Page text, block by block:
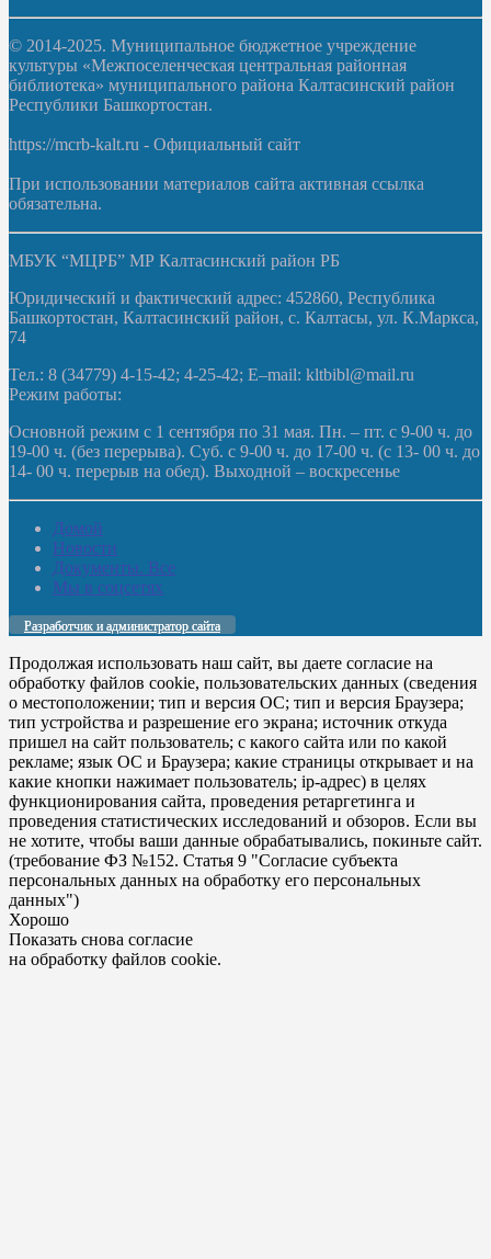
© 2014-2025. Муниципальное бюджетное учреждение
культуры «Межпоселенческая центральная районная
библиотека» муниципального района Калтасинский район
Республики Башкортостан.
https://mcrb-kalt.ru - Официальный сайт
При использовании материалов сайта активная ссылка
обязательна.
МБУК “МЦРБ” МР Калтасинский район РБ
Юридический и фактический адрес: 452860, Республика
Башкортостан, Калтасинский район, с. Калтасы, ул. К.Маркса,
74
Тел.: 8 (34779) 4-15-42; 4-25-42; E–mail: kltbibl@mail.ru
Режим работы:
Основной режим с 1 сентября по 31 мая. Пн. – пт. с 9-00 ч. до
19-00 ч. (без перерыва). Суб. с 9-00 ч. до 17-00 ч. (с 13- 00 ч. до
14- 00 ч. перерыв на обед). Выходной – воскресенье
Домой
Новости
Документы. Все
Мы в соцсетях
Разработчик и администратор сайта
Продолжая использовать наш сайт, вы даете согласие на
обработку файлов cookie, пользовательских данных (сведения
о местоположении; тип и версия ОС; тип и версия Браузера;
тип устройства и разрешение его экрана; источник откуда
пришел на сайт пользователь; с какого сайта или по какой
рекламе; язык ОС и Браузера; какие страницы открывает и на
какие кнопки нажимает пользователь; ip-адрес) в целях
функционирования сайта, проведения ретаргетинга и
проведения статистических исследований и обзоров. Если вы
не хотите, чтобы ваши данные обрабатывались, покиньте сайт.
(требование ФЗ №152. Статья 9 "Согласие субъекта
персональных данных на обработку его персональных
данных")
Хорошо
Показать снова согласие
на обработку файлов cookie.